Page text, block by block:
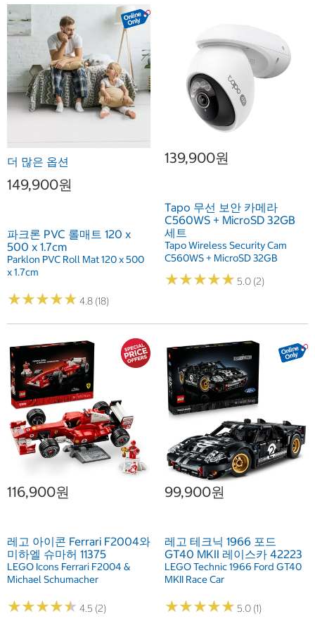
더 많은 옵션
149,900원
파크론 PVC 롤매트 120 x
500 x 1.7cm
Parklon PVC Roll Mat 120 x 500
x 1.7cm
★★★★★
★★★★★ 4.8 (18)
139,900원
Tapo 무선 보안 카메라
C560WS + MicroSD 32GB
세트
Tapo Wireless Security Cam
C560WS + MicroSD 32GB
★★★★★
★★★★★ 5.0 (2)
116,900원
레고 아이콘 Ferrari F2004와
미하엘 슈마허 11375
LEGO Icons Ferrari F2004 &
Michael Schumacher
★★★★★
★★★★★ 4.5 (2)
99,900원
레고 테크닉 1966 포드
GT40 MKII 레이스카 42223
LEGO Technic 1966 Ford GT40
MKII Race Car
★★★★★
★★★★★ 5.0 (1)